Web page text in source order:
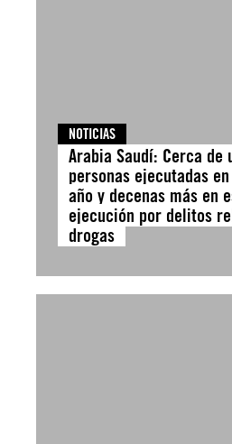
NOTICIAS
Arabia Saudí: Cerca de
personas ejecutadas
año y decenas más en
ejecución por delitos
drogas